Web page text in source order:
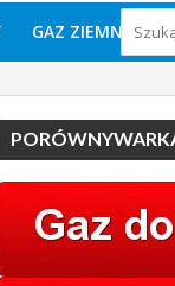
GAZ ZIEMNY